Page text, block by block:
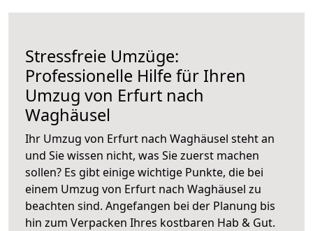
Stressfreie Umzüge:
Professionelle Hilfe für Ihren
Umzug von Erfurt nach
Waghäusel
Ihr Umzug von Erfurt nach Waghäusel steht an
und Sie wissen nicht, was Sie zuerst machen
sollen? Es gibt einige wichtige Punkte, die bei
einem Umzug von Erfurt nach Waghäusel zu
beachten sind. Angefangen bei der Planung bis
hin zum Verpacken Ihres kostbaren Hab & Gut.